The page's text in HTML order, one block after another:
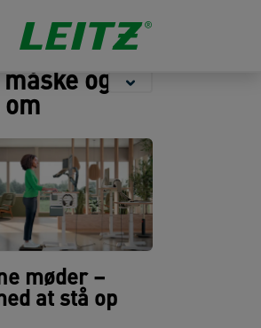
Hæftning og
hulning
også
om
møder –
at stå op